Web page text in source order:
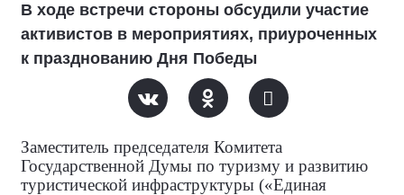
В ходе встречи стороны обсудили участие
активистов в мероприятиях, приуроченных
к празднованию Дня Победы
Заместитель председателя Комитета
Государственной Думы по туризму и развитию
туристической инфраструктуры («Единая